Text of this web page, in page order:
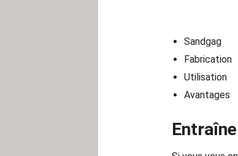
Sandgag
Fabrication
Utilisation
Avantages